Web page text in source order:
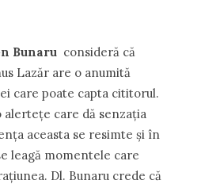
Bunaru consideră că
Lazăr are o anumită
care poate capta cititorul.
alerteţe care dă senzaţia
aceasta se resimte şi în
leagă momentele care
Dl. Bunaru crede că